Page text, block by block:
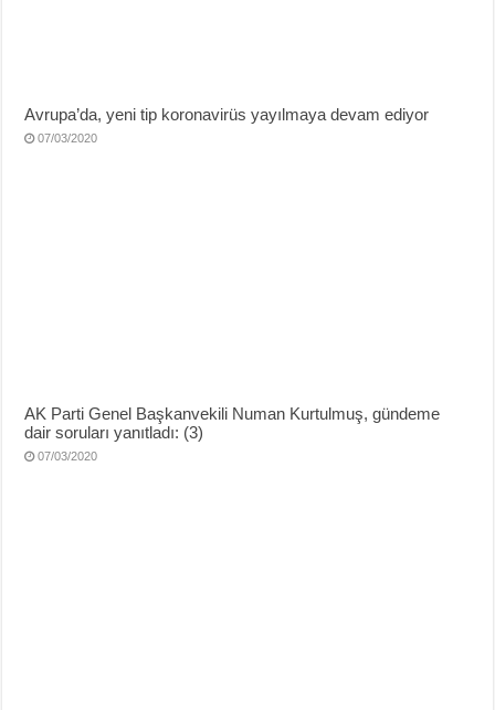
Avrupa’da, yeni tip koronavirüs yayılmaya devam ediyor
07/03/2020
AK Parti Genel Başkanvekili Numan Kurtulmuş, gündeme
dair soruları yanıtladı: (3)
07/03/2020